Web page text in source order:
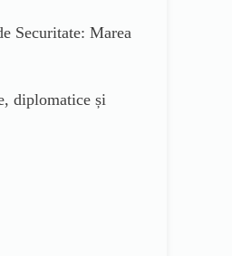
Securitate: Marea
diplomatice și